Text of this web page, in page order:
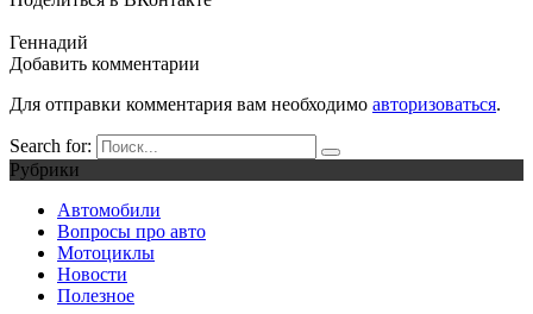
Геннадий
Добавить комментарии
Для отправки комментария вам необходимо авторизоваться.
Search for:
Рубрики
Автомобили
Вопросы про авто
Мотоциклы
Новости
Полезное